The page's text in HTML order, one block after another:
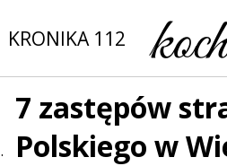
KRONIKA 112
7 zastępów
Polskiego w